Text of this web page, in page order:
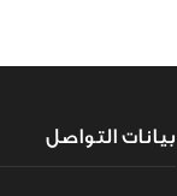
بيانات التواصل